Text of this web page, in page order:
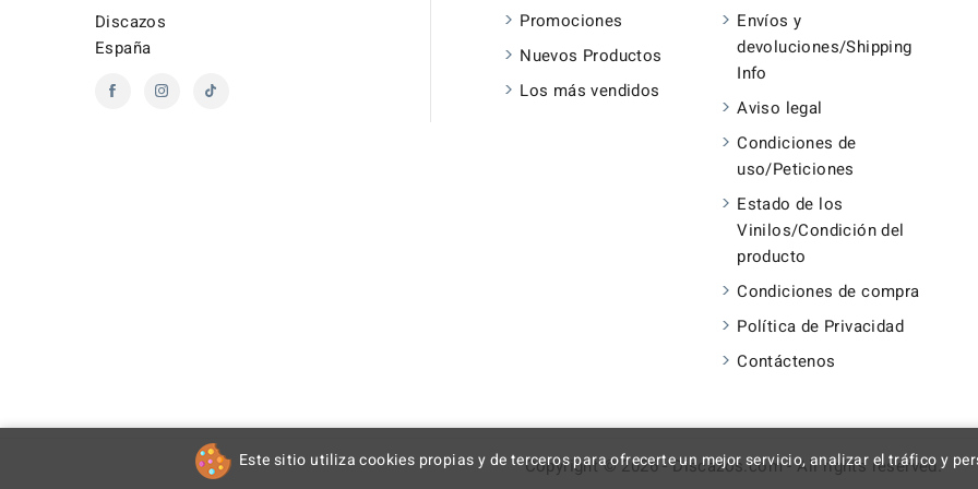
Discazos
España
Promociones
Nuevos Productos
Los más vendidos
Envíos y
devoluciones/Shipping
Info
Aviso legal
Condiciones de
uso/Peticiones
Estado de los
Vinilos/Condición del
producto
Condiciones de compra
Política de Privacidad
Contáctenos
Este sitio utiliza cookies propias y de terceros para ofrecerte un mejor servicio, analizar el tráfico y
Copyright © 2026 - Discazos.com - All rights reserved.